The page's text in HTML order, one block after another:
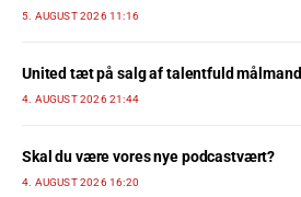
5. AUGUST 2026 11:16
United tæt på salg af talentfuld målmand
4. AUGUST 2026 21:44
Skal du være vores nye podcastvært?
4. AUGUST 2026 16:20